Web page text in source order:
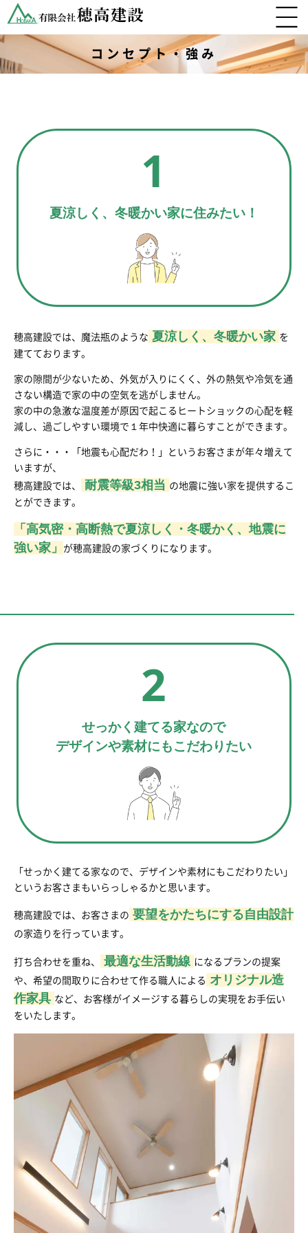
コンセプト・強み
1
夏涼しく、冬暖かい家に住みたい！
穂高建設では、魔法瓶のような 夏涼しく、冬暖かい家 を
建てております。
家の隙間が少ないため、外気が入りにくく、外の熱気や冷気を通
さない構造で家の中の空気を逃がしません。
家の中の急激な温度差が原因で起こるヒートショックの心配を軽
減し、過ごしやすい環境で１年中快適に暮らすことができます。
さらに・・・「地震も心配だわ！」というお客さまが年々増えて
いますが、
穂高建設では、
耐震等級3相当 の地震に強い家を提供するこ
とができます。
「高気密・高断熱で夏涼しく・冬暖かく、地震に
強い家」
が穂高建設の家づくりになります。
2
せっかく建てる家なので
デザインや素材にもこだわりたい
「せっかく建てる家なので、デザインや素材にもこだわりたい」
というお客さまもいらっしゃるかと思います。
穂高建設では、お客さまの 要望をかたちにする自由設計
の家造りを行っています。
打ち合わせを重ね、 最適な生活動線 になるプランの提案
や、希望の間取りに合わせて作る職人による オリジナル造
作家具 など、お客様がイメージする暮らしの実現をお手伝い
をいたします。